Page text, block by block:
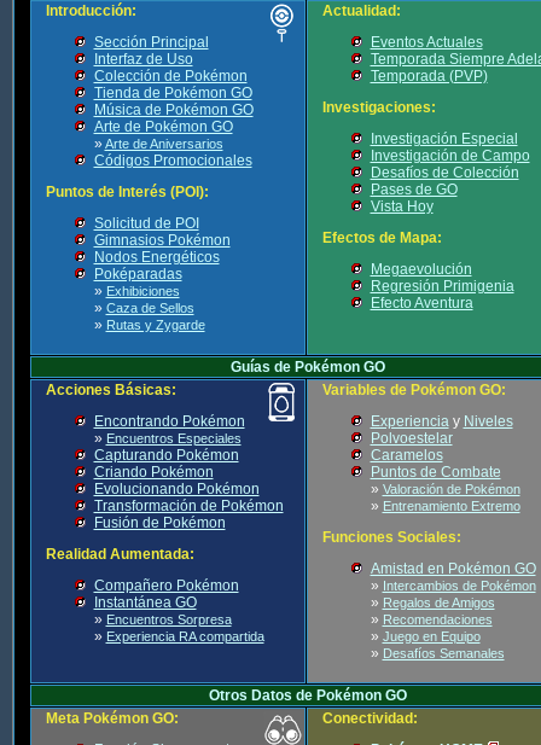
Introducción:
Sección Principal
Interfaz de Uso
Colección de Pokémon
Tienda de Pokémon GO
Música de Pokémon GO
Arte de Pokémon GO
» Arte de Aniversarios
Códigos Promocionales
Puntos de Interés (POI):
Solicitud de POI
Gimnasios Pokémon
Nodos Energéticos
Poképaradas
» Exhibiciones
» Caza de Sellos
» Rutas y Zygarde
Actualidad:
Eventos Actuales
Temporada Siempre
Temporada (PVP)
Investigaciones:
Investigación Especial
Investigación de Campo
Desafíos de Colección
Pases de GO
Vista Hoy
Efectos de Mapa:
Megaevolución
Regresión Primigenia
Efecto Aventura
Guías de Pokémon GO
Acciones Básicas:
Encontrando Pokémon
» Encuentros Especiales
Capturando Pokémon
Criando Pokémon
Evolucionando Pokémon
Transformación de Pokémon
Fusión de Pokémon
Realidad Aumentada:
Compañero Pokémon
Instantánea GO
» Encuentros Sorpresa
» Experiencia RA compartida
Variables de Pokémon GO:
Experienciay Niveles
Polvoestelar
Caramelos
Puntos de Combate
» Valoración de Pokémon
» Entrenamiento Extremo
Funciones Sociales:
Amistad en Pokémon GO
» Intercambios de Pokémon
» Regalos de Amigos
» Recomendaciones
» Juego en Equipo
» Desafíos Semanales
Otros Datos de Pokémon GO
Meta Pokémon GO:
Conectividad: